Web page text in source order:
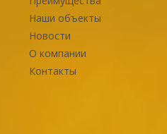
Наши объекты
Новости
О компании
Контакты